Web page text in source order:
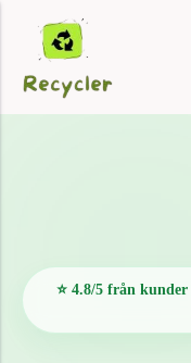
⭐ 4.8/5 från